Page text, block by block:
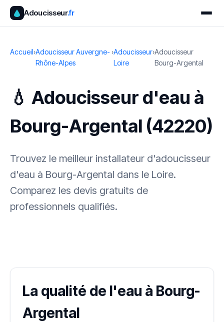
Adoucisseur.fr
Accueil›Adoucisseur Auvergne-
Rhône-Alpes
›Adoucisseur
Loire
›Adoucisseur
Bourg-Argental
💧 Adoucisseur d'eau à
Bourg-Argental (42220)
Trouvez le meilleur installateur d'adoucisseur
d'eau à Bourg-Argental dans le Loire.
Comparez les devis gratuits de
professionnels qualifiés.
La qualité de l'eau à Bourg-
Argental